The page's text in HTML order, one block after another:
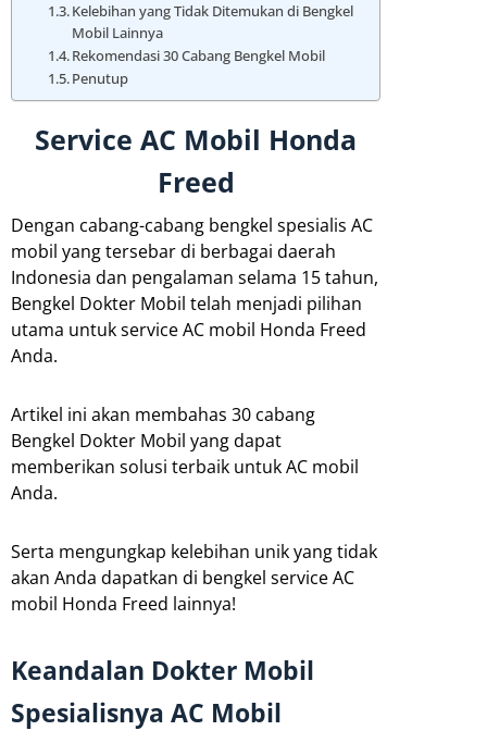
Kelebihan yang Tidak Ditemukan di Bengkel
Mobil Lainnya
Rekomendasi 30 Cabang Bengkel Mobil
Penutup
Service AC Mobil Honda
Freed
Dengan cabang-cabang bengkel spesialis AC
mobil yang tersebar di berbagai daerah
Indonesia dan pengalaman selama 15 tahun,
Bengkel Dokter Mobil telah menjadi pilihan
utama untuk service AC mobil Honda Freed
Anda.
Artikel ini akan membahas 30 cabang
Bengkel Dokter Mobil yang dapat
memberikan solusi terbaik untuk AC mobil
Anda.
Serta mengungkap kelebihan unik yang tidak
akan Anda dapatkan di bengkel service AC
mobil Honda Freed lainnya!
Keandalan Dokter Mobil
Spesialisnya AC Mobil